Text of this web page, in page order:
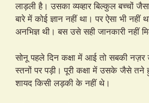
लाड़ली है। उसका व्यव्हार बिल्कुल बच्चों
बारे में कोई ज्ञान नहीं था। पर ऐसा भी नहीं
अनभिज्ञ थी। बस उसे सही जानकारी नहीं
सोनू पहले दिन कक्षा में आई तो सबकी
स्तनों पर पड़ी। पूरी कक्षा में उसके जैसे तने
शायद किसी लड़की के नहीं थे।